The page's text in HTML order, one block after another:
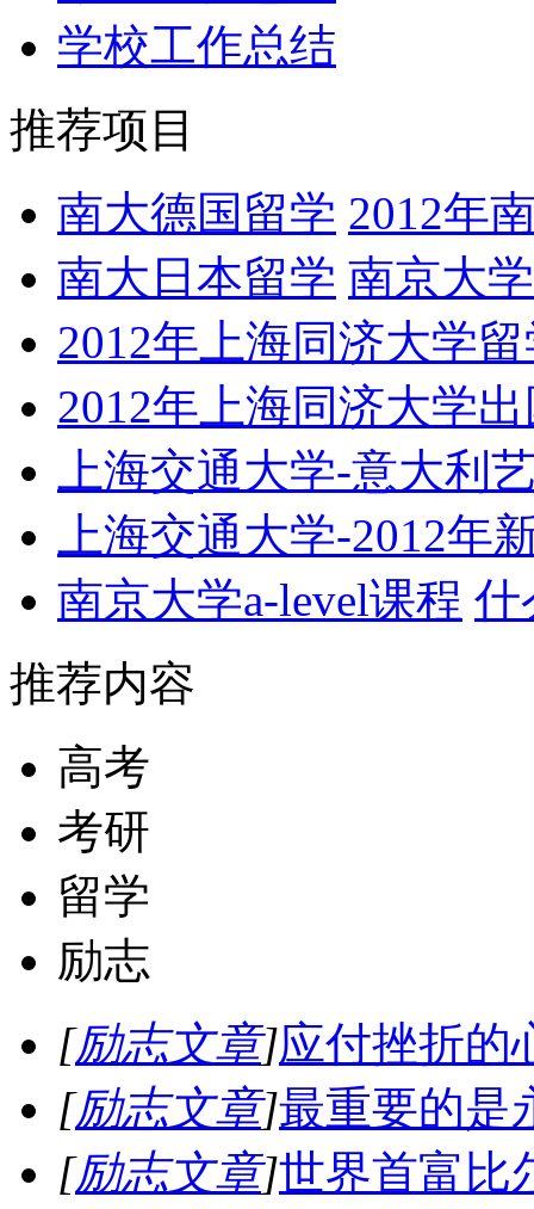
学校工作总结
推荐项目
南大德国留学 2012年
南大日本留学 南京大
2012年上海同济大学
2012年上海同济大学
上海交通大学-意大利
上海交通大学-2012年
南京大学a-level课程 什
推荐内容
高考
考研
留学
励志
[励志文章]应付挫折的
[励志文章]最重要的是
[励志文章]世界首富比